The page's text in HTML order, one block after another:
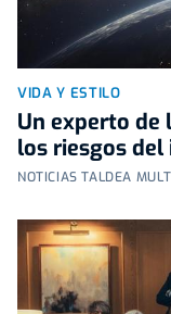
VIDA Y ESTILO
Un experto de
los riesgos
NOTICIAS TALDEA